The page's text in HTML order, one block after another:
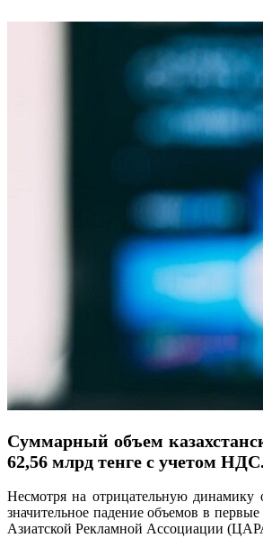
Суммарный объем
62,56 млрд тенге с учетом
Несмотря на отрицательную динамику
значительное падение объемов в
Азиатской Рекламной Ассоциации